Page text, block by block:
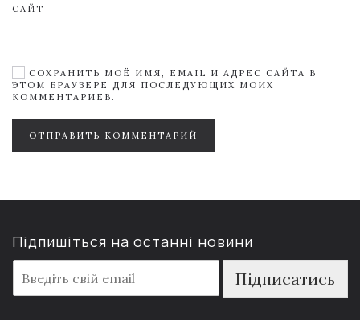
САЙТ
СОХРАНИТЬ МОЁ ИМЯ, EMAIL И АДРЕС САЙТА В
ЭТОМ БРАУЗЕРЕ ДЛЯ ПОСЛЕДУЮЩИХ МОИХ
КОММЕНТАРИЕВ.
ОТПРАВИТЬ КОММЕНТАРИЙ
Підпишіться на останні новини
m
a
Підписатись